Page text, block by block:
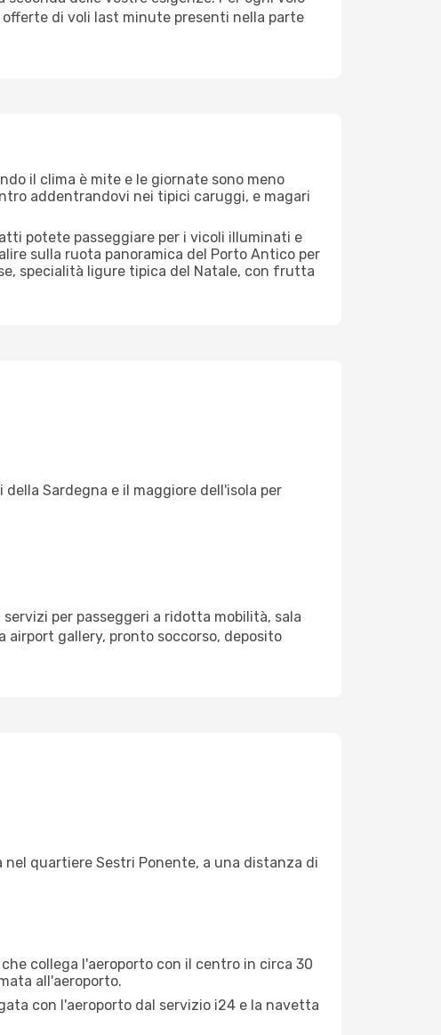
di voli last minute presenti nella parte
il clima è mite e le giornate sono meno
addentrandovi nei tipici caruggi, e magari
potete passeggiare per i vicoli illuminati e
sulla ruota panoramica del Porto Antico per
specialità ligure tipica del Natale, con frutta
Sardegna e il maggiore dell'isola per
per passeggeri a ridotta mobilità, sala
gallery, pronto soccorso, deposito
quartiere Sestri Ponente, a una distanza di
collega l'aeroporto con il centro in circa 30
all'aeroporto.
con l'aeroporto dal servizio i24 e la navetta